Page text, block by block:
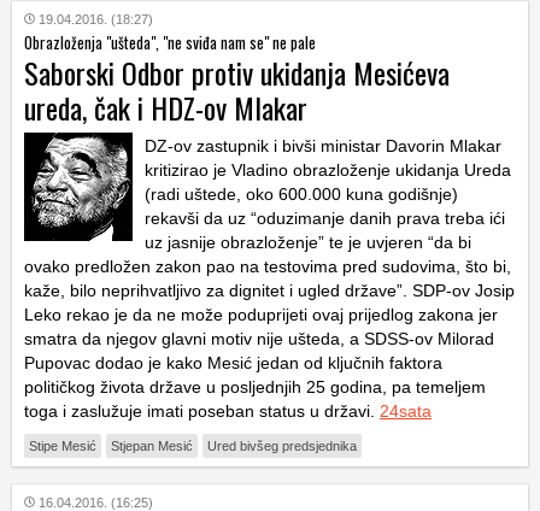
19.04.2016. (18:27)
Obrazloženja "ušteda", "ne sviđa nam se" ne pale
Saborski Odbor protiv ukidanja Mesićeva
ureda, čak i HDZ-ov Mlakar
DZ-ov zastupnik i bivši ministar Davorin Mlakar
kritizirao je Vladino obrazloženje ukidanja Ureda
(radi uštede, oko 600.000 kuna godišnje)
rekavši da uz “oduzimanje danih prava treba ići
uz jasnije obrazloženje” te je uvjeren “da bi
ovako predložen zakon pao na testovima pred sudovima, što bi,
kaže, bilo neprihvatljivo za dignitet i ugled države”. SDP-ov Josip
Leko rekao je da ne može poduprijeti ovaj prijedlog zakona jer
smatra da njegov glavni motiv nije ušteda, a SDSS-ov Milorad
Pupovac dodao je kako Mesić jedan od ključnih faktora
političkog života države u posljednjih 25 godina, pa temeljem
toga i zaslužuje imati poseban status u državi. 24sata
Stipe Mesić Stjepan Mesić Ured bivšeg predsjednika
16.04.2016. (16:25)